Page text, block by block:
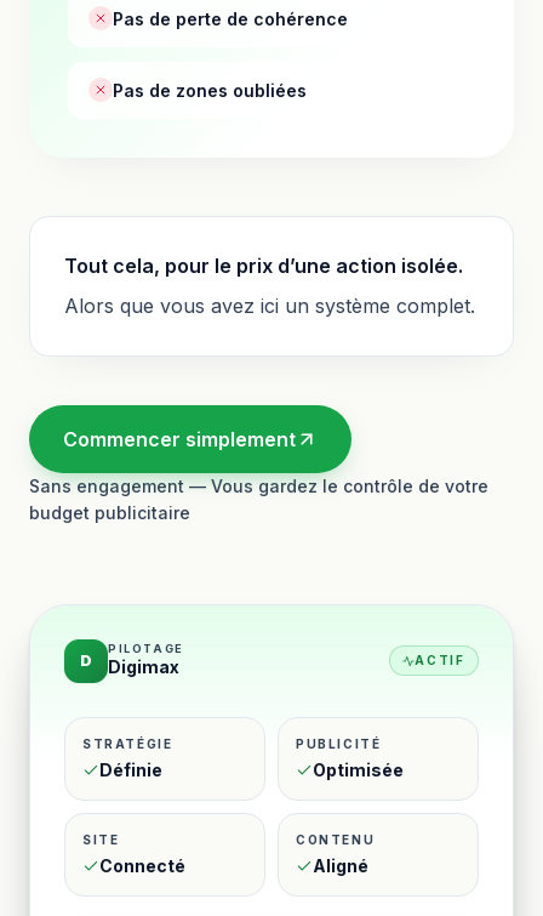
Pas de perte de cohérence
Pas de zones oubliées
Tout cela, pour le prix d’une action isolée.
Alors que vous avez ici un système complet.
Commencer simplement
Sans engagement — Vous gardez le contrôle de votre
budget publicitaire
D
PILOTAGE
Digimax ACTIF
STRATÉGIE
Définie
PUBLICITÉ
Optimisée
SITE
Connecté
CONTENU
Aligné